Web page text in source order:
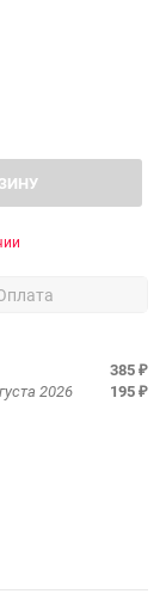
385 ₽
2026 195 ₽